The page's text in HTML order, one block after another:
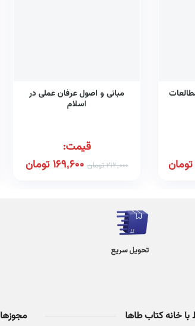
تومان
مبانی و اصول عرفان عملی در
اسلام
قیمت:
212,000تومان 169,600تومان
تحویل سریع
با خانه کتاب طاها مجوزها